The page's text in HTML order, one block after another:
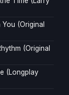
(Original
(Original
(Longplay